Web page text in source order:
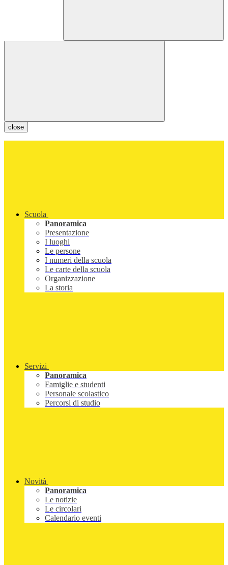
close
Scuola
Panoramica
Presentazione
I luoghi
Le persone
I numeri della scuola
Le carte della scuola
Organizzazione
La storia
Servizi
Panoramica
Famiglie e studenti
Personale scolastico
Percorsi di studio
Novità
Panoramica
Le notizie
Le circolari
Calendario eventi